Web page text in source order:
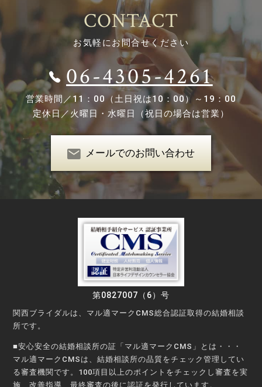
CONTACT
お気軽にお問合せください
06-4305-4261
営業時間／ 11：00（土日祝は10：00）～19：00
定休日／火曜日・水曜日（祝日の場合は営業）
メールでのお問い合わせ
第0827007（6）号
関西ブライダルは、マル適マークCMS総合認証取得の結婚相談
所です。
■安心安全の結婚相談所の証「マル適マークCMS」とは・・・
マル適マークCMSは、結婚相談所の品質をチェック管理してい
る審査機関です。100項目以上のポイントをチェックし審査を実
施、改善指導、最終審査の後に認証を発行しています。